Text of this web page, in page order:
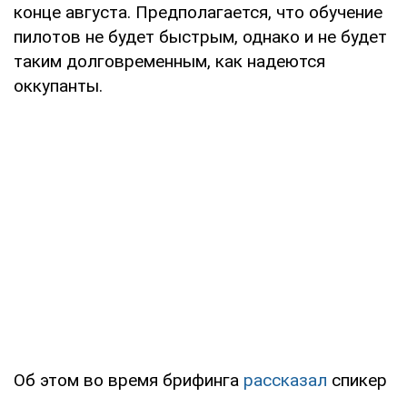
конце августа. Предполагается, что обучение
пилотов не будет быстрым, однако и не будет
таким долговременным, как надеются
оккупанты.
Об этом во время брифинга рассказал спикер